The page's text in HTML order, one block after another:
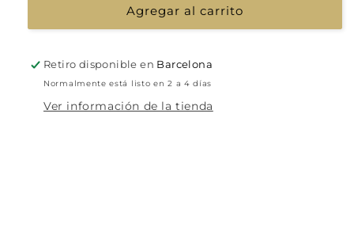
Agregar al carrito
Retiro disponible en Barcelona
Normalmente está listo en 2 a 4 días
Ver información de la tienda